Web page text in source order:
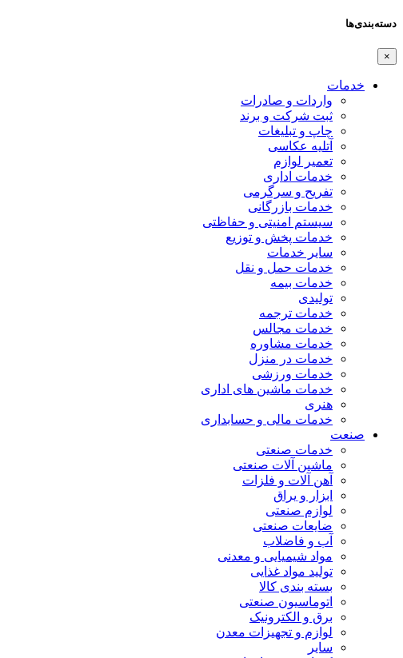
دسته‌بندی‌ها
×
خدمات
واردات و صادرات
ثبت شرکت و برند
چاپ و تبلیغات
آتلیه عکاسی
تعمیر لوازم
خدمات اداری
تفریح و سرگرمی
خدمات بازرگانی
سیستم امنیتی و حفاظتی
خدمات پخش و توزیع
سایر خدمات
خدمات حمل و نقل
خدمات بیمه
تولیدی
خدمات ترجمه
خدمات مجالس
خدمات مشاوره
خدمات در منزل
خدمات ورزشی
خدمات ماشین های اداری
هنری
خدمات مالی و حسابداری
صنعت
خدمات صنعتی
ماشین آلات صنعتی
آهن آلات و فلزات
ابزار و یراق
لوازم صنعتی
ضایعات صنعتی
آب و فاضلاب
مواد شیمیایی و معدنی
تولید مواد غذایی
بسته بندی کالا
اتوماسیون صنعتی
برق و الکترونیک
لوازم و تجهیزات معدن
سایر